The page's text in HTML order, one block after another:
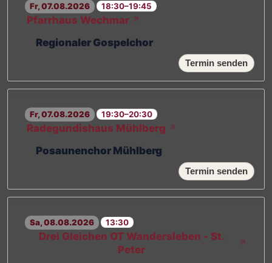
Fr, 07.08.2026 18:30–19:45
Pfarrhaus Wechmar ↗
Regionaler Gospelchor
Termin senden
Fr, 07.08.2026 19:30–20:30
Radegundishaus Mühlberg ↗
Posaunenchor Mühlberg
Termin senden
Sa, 08.08.2026 13:30
Drei Gleichen OT Wandersleben - St.
Peter
↗